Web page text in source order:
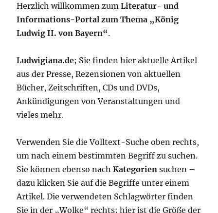
Herzlich willkommen zumLiteratur- und
Informations-Portal zum Thema „König
Ludwig II. von Bayern“.
Ludwigiana.de; Sie finden hier aktuelle Artikel
aus der Presse, Rezensionen von aktuellen
Bücher, Zeitschriften, CDs und DVDs,
Ankündigungen von Veranstaltungen und
vieles mehr.
Verwenden Sie die Volltext-Suche oben rechts,
um nach einem bestimmten Begriff zu suchen.
Sie können ebenso nachKategorien suchen –
dazu klicken Sie auf die Begriffe unter einem
Artikel. Die verwendeten Schlagwörter finden
Sie in der „Wolke“ rechts; hier ist die Größe der